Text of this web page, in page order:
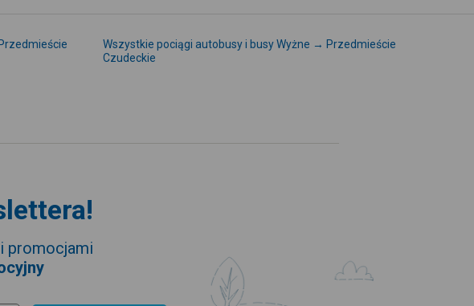
Wszystkie pociągi autobusy i busy Wyżne → Przedmieście
Czudeckie
promocjami